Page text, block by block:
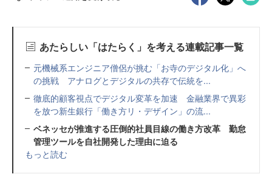
あたらしい「はたらく」を考える連載記事一覧
元機械系エンジニア僧侶が挑む「お寺のデジタル化」へ
の挑戦 アナログとデジタルの共存で伝統を...
徹底的顧客視点でデジタル変革を加速 金融業界で異彩
を放つ新生銀行「働き方リ・デザイン」の流...
ベネッセが推進する圧倒的社員目線の働き方改革 勤怠
管理ツールを自社開発した理由に迫る
もっと読む